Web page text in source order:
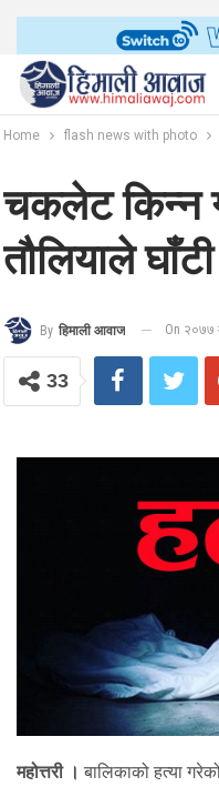
Home flash news with photo
चकलेट किन्न
तौलियाले
By हिमाली आवाज On २०७७
33
महोत्तरी । बालिकाको हत्या